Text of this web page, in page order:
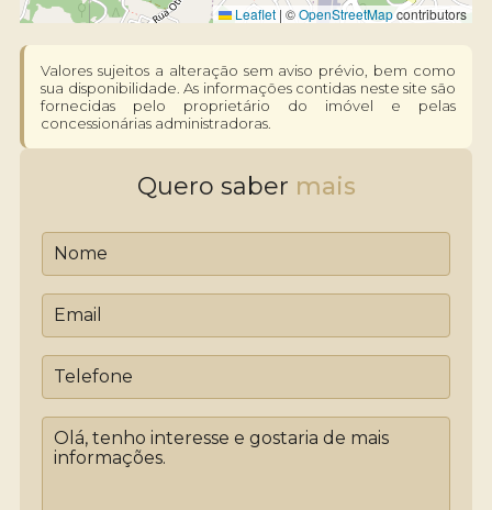
Leaflet | ©OpenStreetMapcontributors
Valores sujeitos a alteração sem aviso prévio, bem como
sua disponibilidade. As informações contidas neste site são
fornecidas pelo proprietário do imóvel e pelas
concessionárias administradoras.
Quero saber